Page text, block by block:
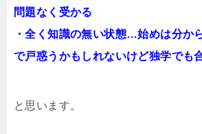
問題なく受かる
・全く知識の無い状態…始めは分か
で戸惑うかもしれないけど独学でも
と思います。